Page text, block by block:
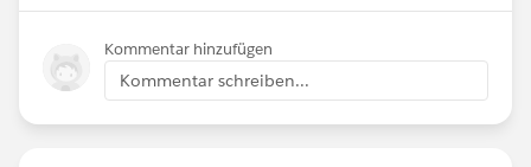
Kommentar hinzufügen
Kommentar schreiben...